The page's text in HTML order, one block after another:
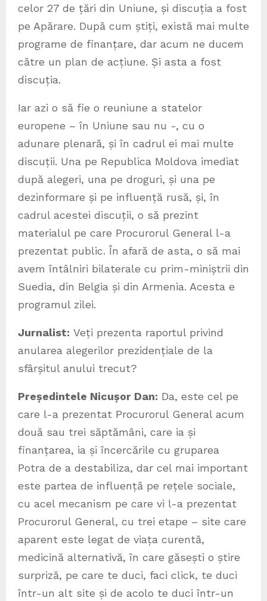
celor 27 de țări din Uniune, și discuția a fost
pe Apărare. După cum știți, există mai multe
programe de finanțare, dar acum ne ducem
către un plan de acțiune. Și asta a fost
discuția.
Iar azi o să fie o reuniune a statelor
europene – în Uniune sau nu -, cu o
adunare plenară, și în cadrul ei mai multe
discuții. Una pe Republica Moldova imediat
după alegeri, una pe droguri, și una pe
dezinformare și pe influență rusă, și, în
cadrul acestei discuții, o să prezint
materialul pe care Procurorul General l-a
prezentat public. În afară de asta, o să mai
avem întâlniri bilaterale cu prim-miniștrii din
Suedia, din Belgia și din Armenia. Acesta e
programul zilei.
Jurnalist: Veți prezenta raportul privind
anularea alegerilor prezidențiale de la
sfârșitul anului trecut?
Președintele Nicușor Dan: Da, este cel pe
care l-a prezentat Procurorul General acum
două sau trei săptămâni, care ia și
finanțarea, ia și încercările cu gruparea
Potra de a destabiliza, dar cel mai important
este partea de influență pe rețele sociale,
cu acel mecanism pe care vi l-a prezentat
Procurorul General, cu trei etape – site care
aparent este legat de viața curentă,
medicină alternativă, în care găsești o știre
surpriză, pe care te duci, faci click, te duci
într-un alt site și de acolo te duci într-un